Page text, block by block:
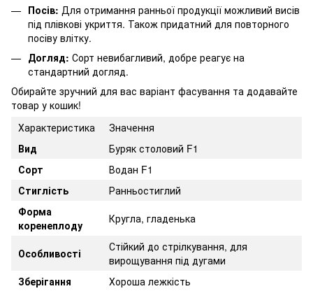
Посів: Для отримання ранньої продукції можливий висів
під плівкові укриття. Також придатний для повторного
посіву влітку.
Догляд: Сорт невибагливий, добре реагує на
стандартний догляд.
Обирайте зручний для вас варіант фасування та додавайте
товар у кошик!
Характеристика
Значення
Вид
Буряк столовий F1
Сорт
Водан F1
Стиглість
Ранньостиглий
Форма
коренеплоду
Кругла, гладенька
Особливості
Стійкий до стрілкування, для
вирощування під дугами
Зберігання
Хороша лежкість